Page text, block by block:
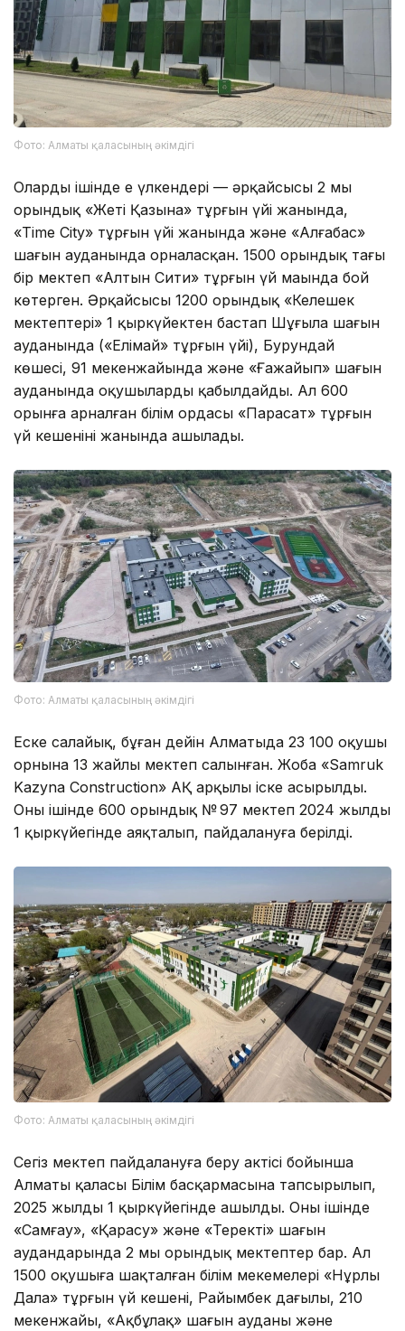
Фото: Алматы қаласының әкімдігі
Олардың ішінде ең үлкендері — әрқайсысы 2 мың
орындық «Жеті Қазына» тұрғын үйі жанында,
«Time City» тұрғын үйі жанында және «Алғабас»
шағын ауданында орналасқан. 1500 орындық тағы
бір мектеп «Алтын Сити» тұрғын үй маңында бой
көтерген. Әрқайсысы 1200 орындық «Келешек
мектептері» 1 қыркүйектен бастап Шұғыла шағын
ауданында («Елімай» тұрғын үйі), Бурундай
көшесі, 91 мекенжайында және «Ғажайып» шағын
ауданында оқушыларды қабылдайды. Ал 600
орынға арналған білім ордасы «Парасат» тұрғын
үй кешенінің жанында ашылады.
Фото: Алматы қаласының әкімдігі
Еске салайық, бұған дейін Алматыда 23 100 оқушы
орнына 13 жайлы мектеп салынған. Жоба «Samruk
Kazyna Construction» АҚ арқылы іске асырылды.
Оның ішінде 600 орындық № 97 мектеп 2024 жылдың
1 қыркүйегінде аяқталып, пайдалануға берілді.
Фото: Алматы қаласының әкімдігі
Сегіз мектеп пайдалануға беру актісі бойынша
Алматы қаласы Білім басқармасына тапсырылып,
2025 жылдың 1 қыркүйегінде ашылды. Оның ішінде
«Самғау», «Қарасу» және «Теректі» шағын
аудандарында 2 мың орындық мектептер бар. Ал
1500 оқушыға шақталған білім мекемелері «Нұрлы
Дала» тұрғын үй кешені, Райымбек даңғылы, 210
мекенжайы, «Ақбұлақ» шағын ауданы және